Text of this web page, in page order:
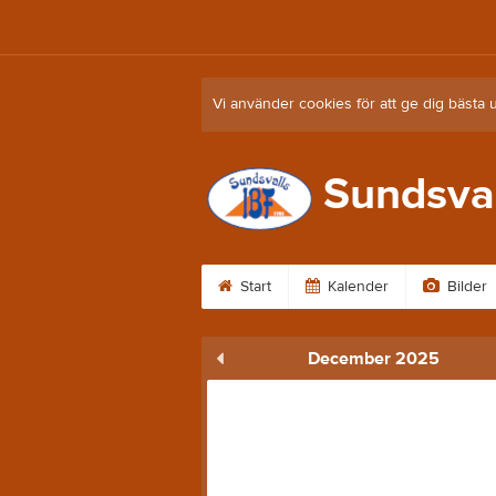
Vi använder cookies för att ge dig bästa
Start Kalender Bilder
December 2025